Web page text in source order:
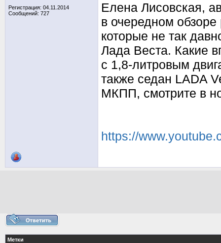
Регистрация: 04.11.2014
Сообщений: 727
Елена Лисовская,
в очередном обзоре
которые не так
Лада Веста. Какие
с 1,8-литровым
также седан LADA
МКПП, смотрите в
https://
Метки